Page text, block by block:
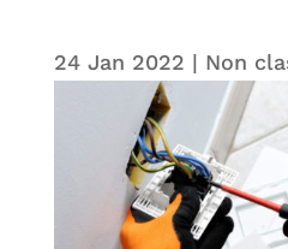
24 Jan 2022 | Non